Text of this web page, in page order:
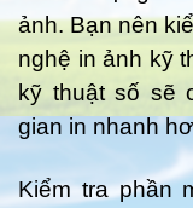
ảnh. Bạn nên
nghệ in ảnh kỹ
kỹ thuật số sẽ
gian in nhanh
Kiểm tra phần